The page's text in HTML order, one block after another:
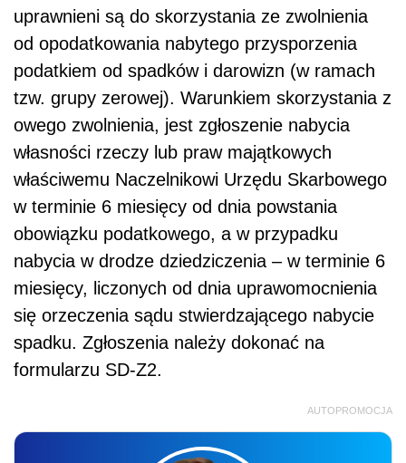
uprawnieni są do skorzystania ze zwolnienia
od opodatkowania nabytego przysporzenia
podatkiem od spadków i darowizn (w ramach
tzw. grupy zerowej). Warunkiem skorzystania z
owego zwolnienia, jest zgłoszenie nabycia
własności rzeczy lub praw majątkowych
właściwemu Naczelnikowi Urzędu Skarbowego
w terminie 6 miesięcy od dnia powstania
obowiązku podatkowego, a w przypadku
nabycia w drodze dziedziczenia – w terminie 6
miesięcy, liczonych od dnia uprawomocnienia
się orzeczenia sądu stwierdzającego nabycie
spadku. Zgłoszenia należy dokonać na
formularzu SD-Z2.
AUTOPROMOCJA